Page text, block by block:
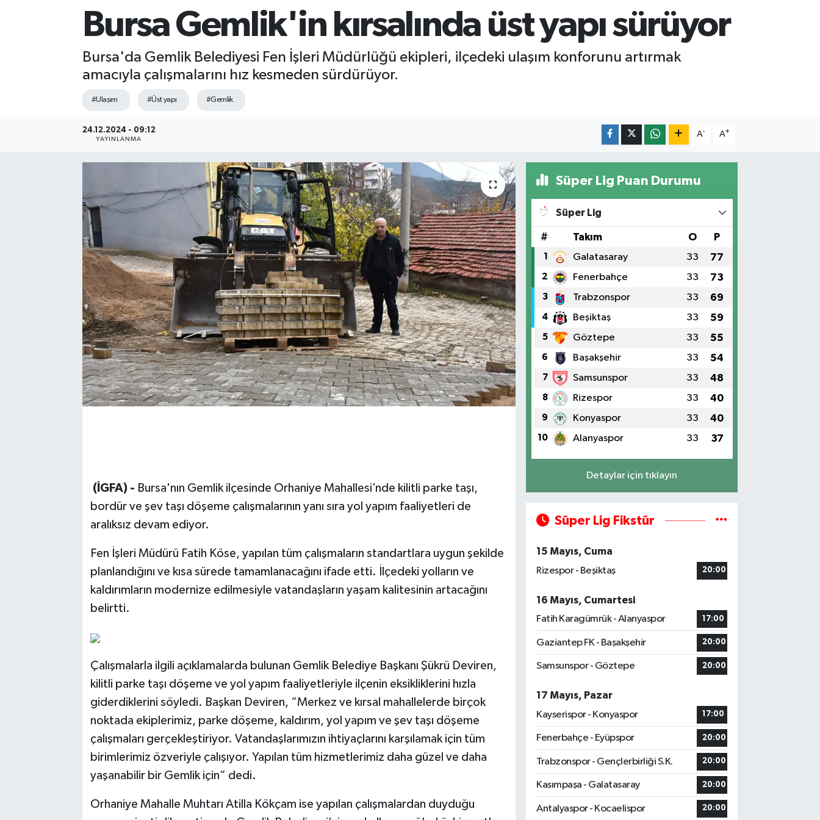
Bursa Gemlik'in kırsalında üst yapı sürüyor
Bursa'da Gemlik Belediyesi Fen İşleri Müdürlüğü ekipleri, ilçedeki ulaşım konforunu artırmak
amacıyla çalışmalarını hız kesmeden sürdürüyor.
#Ulaşım #Üst yapı #Gemlik
24.12.2024 - 09:12
YAYINLANMA
A- A+
(İGFA) - Bursa'nın Gemlik ilçesinde Orhaniye Mahallesi’nde kilitli parke taşı,
bordür ve şev taşı döşeme çalışmalarının yanı sıra yol yapım faaliyetleri de
aralıksız devam ediyor.
Fen İşleri Müdürü Fatih Köse, yapılan tüm çalışmaların standartlara uygun şekilde
planlandığını ve kısa sürede tamamlanacağını ifade etti. İlçedeki yolların ve
kaldırımların modernize edilmesiyle vatandaşların yaşam kalitesinin artacağını
belirtti.
Çalışmalarla ilgili açıklamalarda bulunan Gemlik Belediye Başkanı Şükrü Deviren,
kilitli parke taşı döşeme ve yol yapım faaliyetleriyle ilçenin eksikliklerini hızla
giderdiklerini söyledi. Başkan Deviren, “Merkez ve kırsal mahallelerde birçok
noktada ekiplerimiz, parke döşeme, kaldırım, yol yapım ve şev taşı döşeme
çalışmaları gerçekleştiriyor. Vatandaşlarımızın ihtiyaçlarını karşılamak için tüm
birimlerimiz özveriyle çalışıyor. Yapılan tüm hizmetlerimiz daha güzel ve daha
yaşanabilir bir Gemlik için” dedi.
Orhaniye Mahalle Muhtarı Atilla Kökçam ise yapılan çalışmalardan duyduğu
Süper Lig Puan Durumu
Süper Lig
# Takım O P
1 Galatasaray 33 77
2 Fenerbahçe 33 73
3 Trabzonspor 33 69
4 Beşiktaş 33 59
5 Göztepe 33 55
6 Başakşehir 33 54
7 Samsunspor 33 48
8 Rizespor 33 40
9 Konyaspor 33 40
10 Alanyaspor 33 37
Detaylar için tıklayın
Süper Lig Fikstür
15 Mayıs, Cuma
Rizespor - Beşiktaş
20:00
16 Mayıs, Cumartesi
Fatih Karagümrük - Alanyaspor
17:00
Gaziantep FK - Başakşehir 20:00
Samsunspor - Göztepe 20:00
17 Mayıs, Pazar
Kayserispor - Konyaspor
17:00
Fenerbahçe - Eyüpspor 20:00
Trabzonspor - Gençlerbirliği S.K. 20:00
Kasımpaşa - Galatasaray 20:00
Antalyaspor - Kocaelispor 20:00